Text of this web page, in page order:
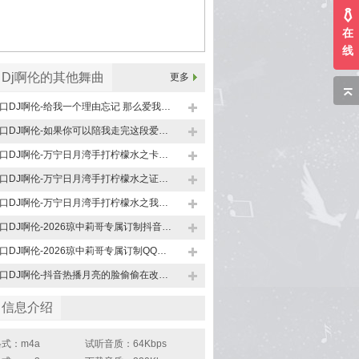
啊伦的其他舞曲 更多
海口DJ啊伦-给我一个理由忘记 那么爱我的你国粤语回忆录中文Electro旋律极速串烧
海口DJ啊伦-如果你可以陪我走完这段爱情国粤语回忆录中文Electro旋律极速串烧
海口DJ啊伦-万宁日月湾手打柠檬水之卡带森林-心碎的梦中英文FKHOSU咚鼓旋律极速串烧
海口DJ啊伦-万宁日月湾手打柠檬水之证明我是你唯一中英文Electro说唱旋律极速串烧
海口DJ啊伦-万宁日月湾手打柠檬水之我听了你的声音中英文Electro说唱旋律极速串烧
海口DJ啊伦-2026琼中莉哥专属订制抖音热播大头针专翻唱专辑Electro说唱极速串烧
海口DJ啊伦-2026琼中莉哥专属订制QQ飞车主题曲中英文专辑FKHOUSE空灵鼓串烧
海口DJ啊伦-抖音热播月亮的脸偷偷在改变大头针专辑中文Electro风格速度135串烧
息介绍
：m4a
试听音质：64Kbps
在
线